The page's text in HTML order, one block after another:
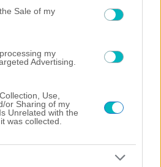
Sale of my
my
Advertising.
Use,
or Sharing of my
Unrelated with the
was collected.
ΖΕΙΣ… ΕΣΥ μας οδηγείς!»
για Ικάρντι»